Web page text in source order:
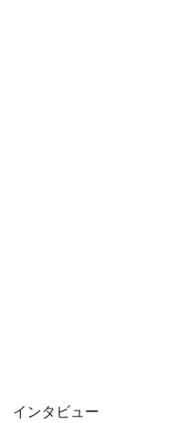
インタビュー